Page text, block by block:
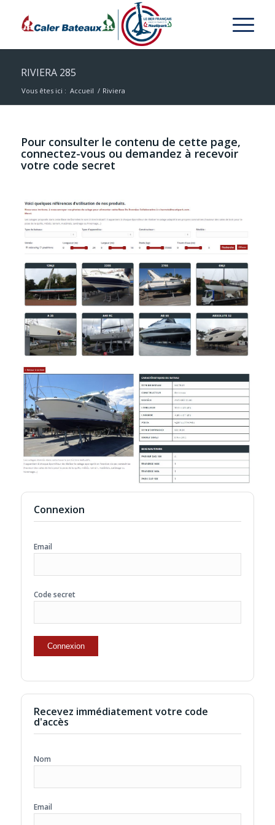
RIVIERA 285
Vous êtes ici : Accueil / Riviera
Pour consulter le contenu de cette page,
connectez-vous ou demandez à recevoir
votre code secret
Connexion
Email
Code secret
Recevez immédiatement votre code
d'accès
Nom
Email